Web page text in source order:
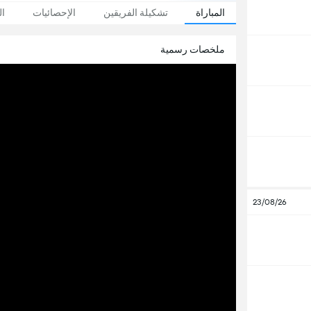
23/08/26
المباراة تشكيلة الفريقين الإحصائيات
ملخصات رسمية